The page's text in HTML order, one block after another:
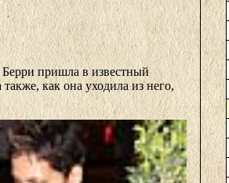
пришла в известный
как она уходила из него,